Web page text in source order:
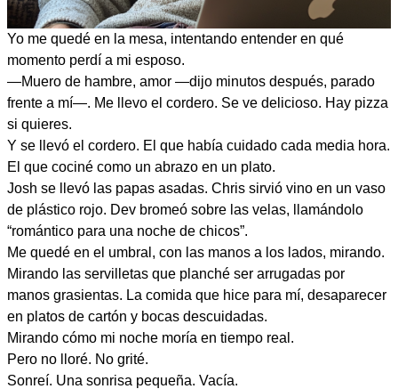
Yo me quedé en la mesa, intentando entender en qué
momento perdí a mi esposo.
—Muero de hambre, amor —dijo minutos después, parado
frente a mí—. Me llevo el cordero. Se ve delicioso. Hay pizza
si quieres.
Y se llevó el cordero. El que había cuidado cada media hora.
El que cociné como un abrazo en un plato.
Josh se llevó las papas asadas. Chris sirvió vino en un vaso
de plástico rojo. Dev bromeó sobre las velas, llamándolo
“romántico para una noche de chicos”.
Me quedé en el umbral, con las manos a los lados, mirando.
Mirando las servilletas que planché ser arrugadas por
manos grasientas. La comida que hice para mí, desaparecer
en platos de cartón y bocas descuidadas.
Mirando cómo mi noche moría en tiempo real.
Pero no lloré. No grité.
Sonreí. Una sonrisa pequeña. Vacía.